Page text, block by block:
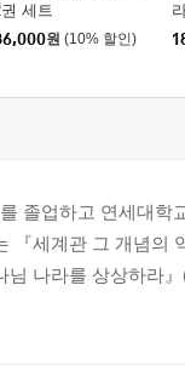
세트
원 (10% 할인)
졸업하고 연세대학
『세계관 그 개념의
님 나라를 상상하라